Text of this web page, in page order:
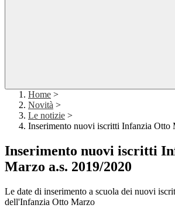
Home >
Novità >
Le notizie >
Inserimento nuovi iscritti Infanzia Otto
Inserimento nuovi iscritti
Marzo a.s. 2019/2020
Le date di inserimento a scuola dei nuovi
dell'Infanzia Otto Marzo